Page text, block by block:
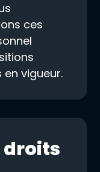
ces
vigueur.
droits